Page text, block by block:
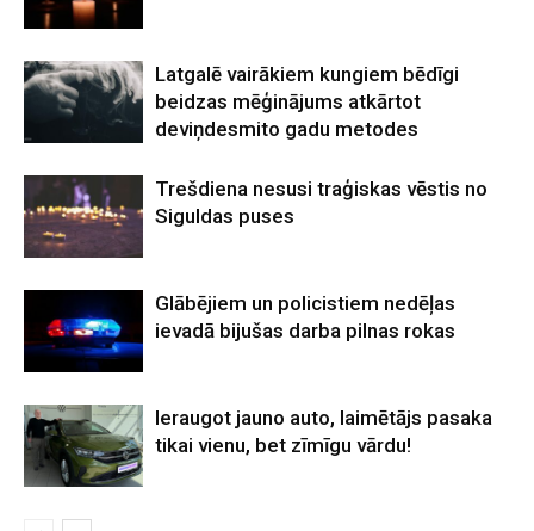
Latgalē vairākiem kungiem bēdīgi
beidzas mēģinājums atkārtot
deviņdesmito gadu metodes
Trešdiena nesusi traģiskas vēstis no
Siguldas puses
Glābējiem un policistiem nedēļas
ievadā bijušas darba pilnas rokas
Ieraugot jauno auto, laimētājs pasaka
tikai vienu, bet zīmīgu vārdu!